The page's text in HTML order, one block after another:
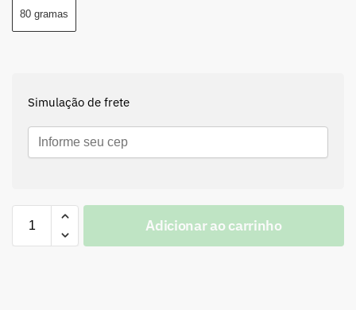
80 gramas
Simulação de frete
Adicionar ao carrinho